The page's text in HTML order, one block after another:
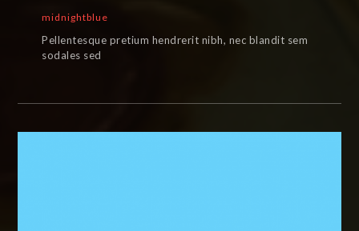
midnightblue
Pellentesque pretium hendrerit nibh, nec blandit sem
sodales sed